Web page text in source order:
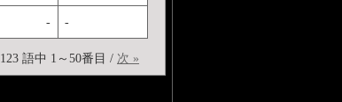
- -
123 語中 1～50番目 / 次 »